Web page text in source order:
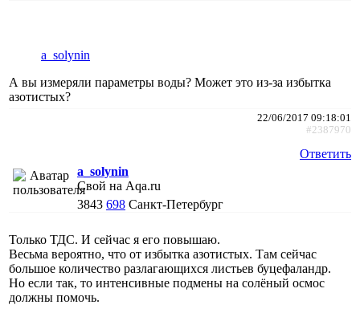
a_solynin
А вы измеряли параметры воды? Может это из-за избытка
азотистых?
22/06/2017 09:18:01
#2387970
Ответить
a_solynin
Свой на Aqa.ru
3843 698 Санкт-Петербург
Только ТДС. И сейчас я его повышаю.
Весьма вероятно, что от избытка азотистых. Там сейчас
большое количество разлагающихся листьев буцефаландр.
Но если так, то интенсивные подмены на солёный осмос
должны помочь.